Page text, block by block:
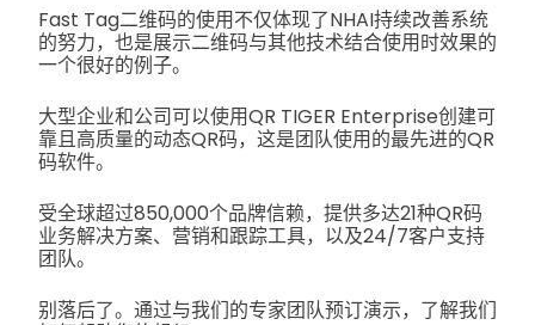
Fast Tag二维码的使用不仅体现了NHAI持续改善系统
的努力，也是展示二维码与其他技术结合使用时效果的
一个很好的例子。
大型企业和公司可以使用QR TIGER Enterprise创建可
靠且高质量的动态QR码，这是团队使用的最先进的QR
码软件。
受全球超过850,000个品牌信赖，提供多达21种QR码
业务解决方案、营销和跟踪工具，以及24/7客户支持
团队。
别落后了。通过与我们的专家团队预订演示，了解我们